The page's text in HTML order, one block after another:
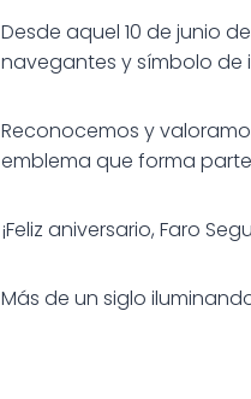
Desde aquel 10 de junio
navegantes y símbolo de
Reconocemos y
emblema que forma
¡Feliz aniversario, Faro
Más de un siglo